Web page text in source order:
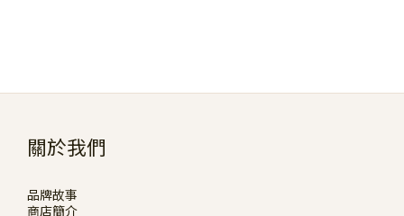
關於我們
品牌故事
商店簡介